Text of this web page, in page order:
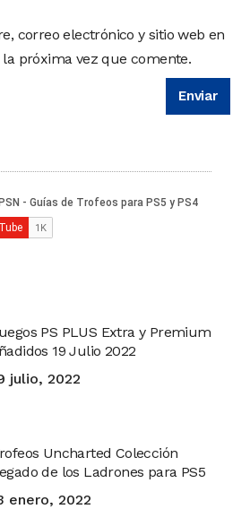
correo electrónico y sitio web en
próxima vez que comente.
PS PLUS Extra y Premium
19 Julio 2022
julio, 2022
Uncharted Colección
de los Ladrones para PS5
enero, 2022